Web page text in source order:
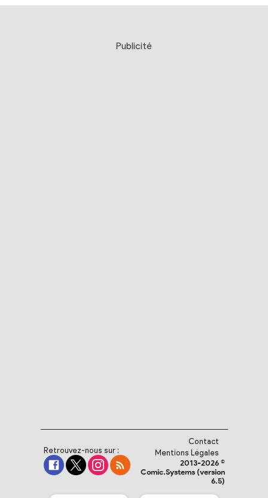
Publicité
Retrouvez-nous sur :
Contact
Mentions Légales
2013-2026 ©
Comic.Systems (version
6.5)